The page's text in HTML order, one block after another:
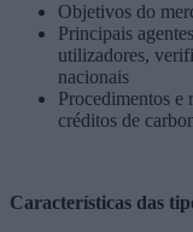
Objetivos do
Principais
utilizadores,
nacionais
Procedimentos e
créditos de
Características das